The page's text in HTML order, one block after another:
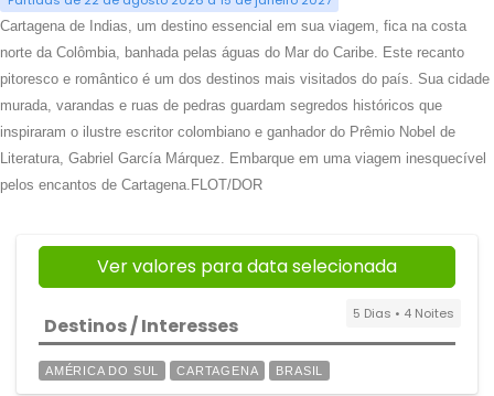
Cartagena de Indias, um destino essencial em sua viagem, fica na costa
norte da Colômbia, banhada pelas águas do Mar do Caribe. Este recanto
pitoresco e romântico é um dos destinos mais visitados do país. Sua cidade
murada, varandas e ruas de pedras guardam segredos históricos que
inspiraram o ilustre escritor colombiano e ganhador do Prêmio Nobel de
Literatura, Gabriel García Márquez. Embarque em uma viagem inesquecível
pelos encantos de Cartagena.FLOT/DOR
Ver valores para data selecionada
5 Dias • 4 Noites
Destinos / Interesses
AMÉRICA DO SUL CARTAGENA BRASIL